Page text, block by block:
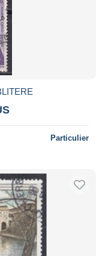
Particulier